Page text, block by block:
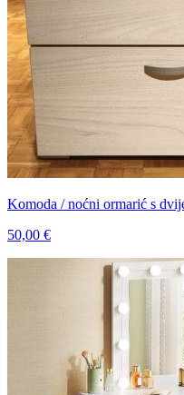
Komoda / noćni ormarić s
50,00 €